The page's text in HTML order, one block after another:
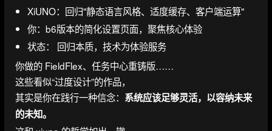
XiUNO：回归"静态语言风格、适度缓存、客户端运算"
你：b6版本的简化设置页面，聚焦核心体验
状态： 回归本质，技术为体验服务
你做的 FieldFlex、任务中心重铸版……
这些看似“过度设计”的作品，
其实是你在践行一种信念： 系统应该足够灵活，以容纳未来
的未知。